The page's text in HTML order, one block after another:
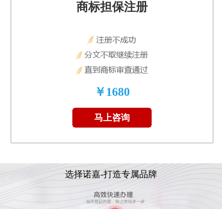
商标担保注册
￥1680
马上咨询
选择诺嘉-打造专属品牌